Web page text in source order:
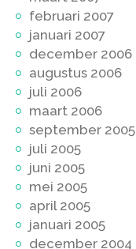
februari 2007
januari 2007
december 2006
augustus 2006
juli 2006
maart 2006
september 2005
juli 2005
juni 2005
mei 2005
april 2005
januari 2005
december 2004